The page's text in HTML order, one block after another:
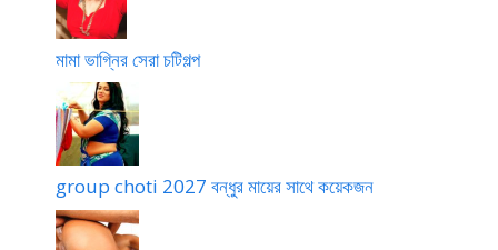
মামা ভাগ্নির সেরা চটিগল্প
group choti 2027 বন্ধুর মায়ের সাথে কয়েকজন